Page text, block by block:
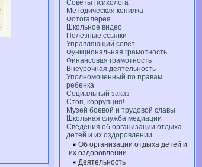
Советы психолога
Методическая копилка
Фотогалерея
Школьное видео
Полезные ссылки
Управляющий совет
Функциональная грамотность
Финансовая грамотность
Внеурочная деятельность
Уполномоченный по правам
ребенка
Социальный заказ
Стоп, коррупция!
Музей боевой и трудовой славы
Школьная служба медиации
Сведения об организации отдыха
детей и их оздоровлении
Об организации отдыха детей и
их оздоровлении
Деятельность